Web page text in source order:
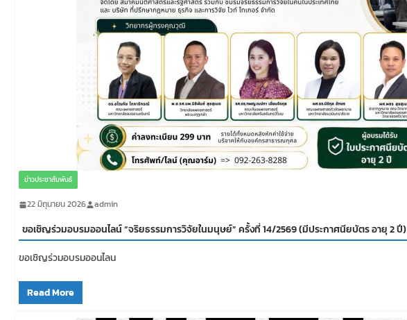
ข่าวประชาสัมพันธ์
22 มิถุนายน 2026 admin
ขอเชิญร่วมอบรมออนไลน์ “จริยธรรมการวิจัยในมนุษย์” ครั้งที่ 14/2569 (มีประกาศนียบัตร อายุ 2 ปี)
ขอเชิญร่วมอบรมออนไลน
Read More